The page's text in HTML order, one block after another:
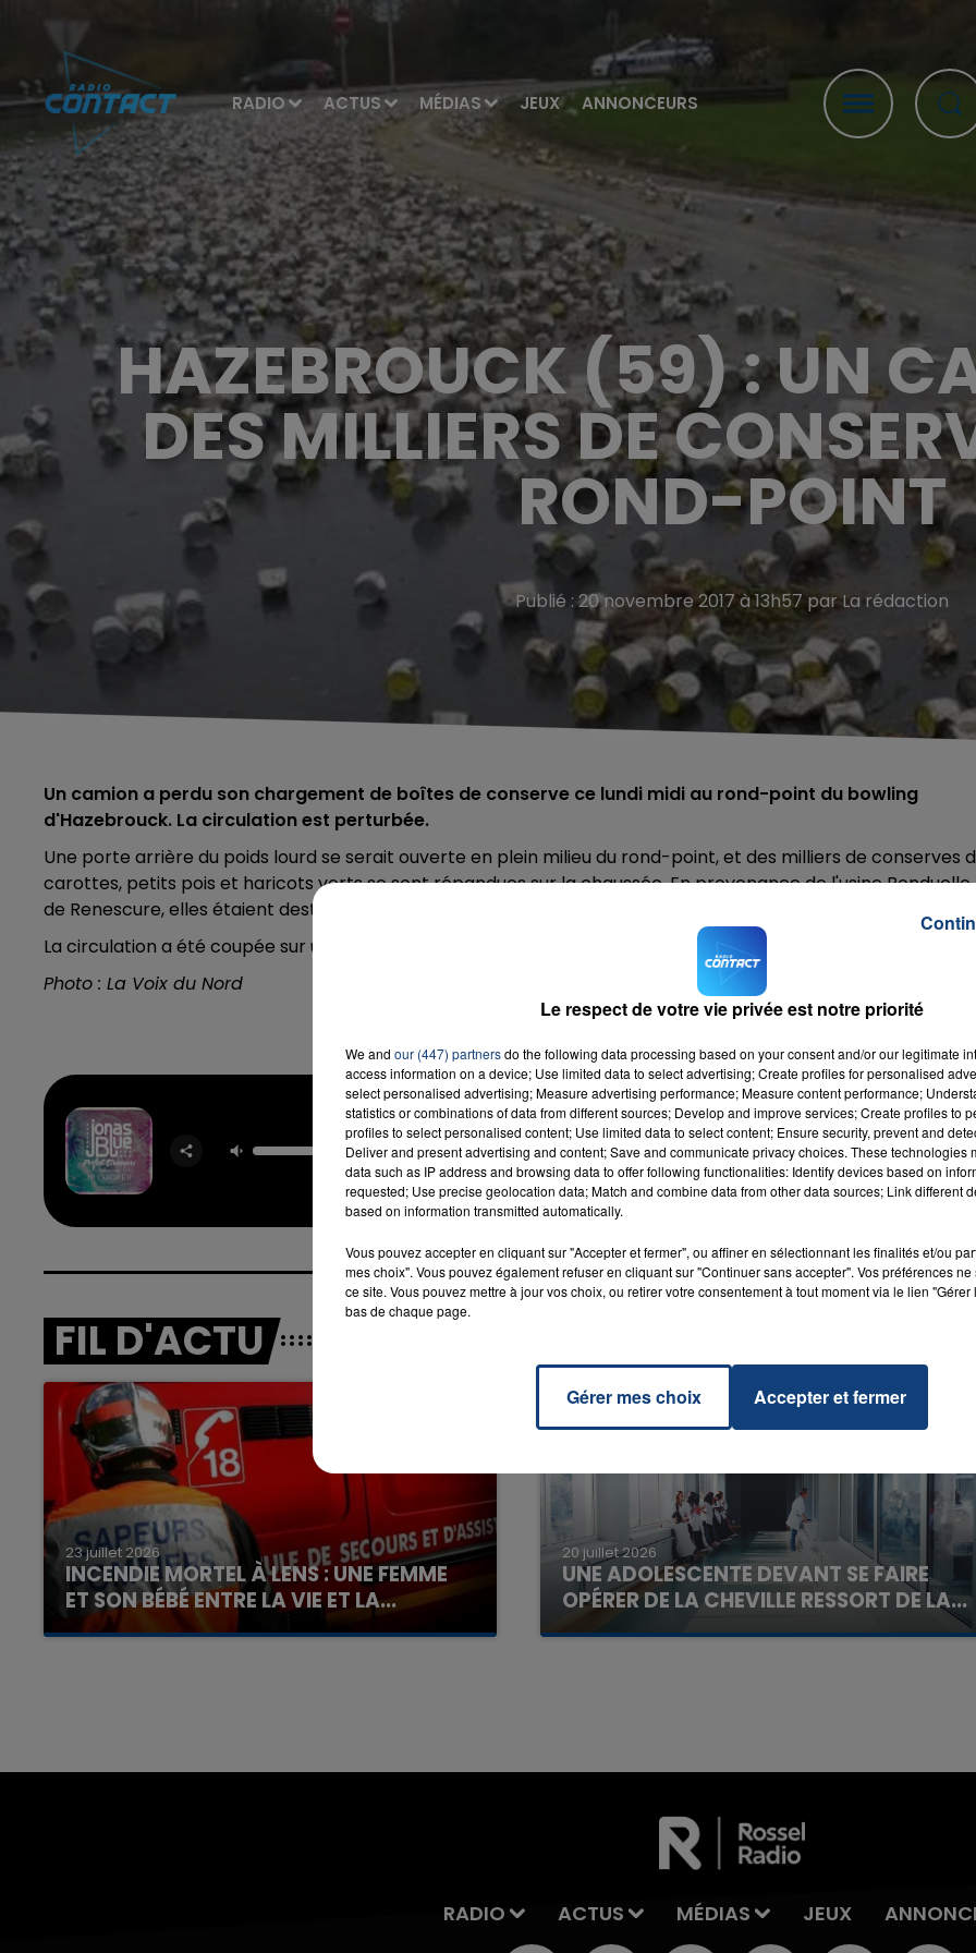
RADIO ACTUS MÉDIAS JEUX ANNONCEURS
HAZEBROUCK (59) : UN
DES MILLIERS DE
ROND-POINT
Publié : 20 novembre 2017 à 13h57 par La rédaction
Un camion a perdu son chargement de boîtes de conserve ce lundi midi au rond-point du bowling
d'Hazebrouck. La circulation est perturbée.
Une porte arrière du poids lourd se serait ouverte en plein milieu du rond-point, et des milliers de conserves
carottes, petits pois et haricots verts se sont répandues sur la chaussée. En provenance de l'usine Bonduelle
de Renescure, elles étaient destinées à un centre de production de bio gaz, à Courtrai, en Belgique.
La circulation a été coupée sur une portion du rond-point, le temps de nettoyer la chaussée.
Photo : La Voix du Nord
Perfect
Strangers
JONAS BLUE
RADIO CONTACT
FIL D'ACTU
23 juillet 2026
INCENDIE MORTEL À LENS : UNE FEMME
ET SON BÉBÉ ENTRE LA VIE ET LA...
Un homme s'est immolé par le feu après avoir
20 juillet 2026
UNE ADOLESCENTE DEVANT SE FAIRE
OPÉRER DE LA CHEVILLE RESSORT DE LA...
La famille a porté plainte contre la clinique qui a
RADIO ACTUS MÉDIAS JEUX
Le respect de votre vie privée est notre priorité
We and our (447) partnersdo the following data processing based on your consent and/or our legitimate
access information on a device; Use limited data to select advertising; Create profiles for personalised
select personalised advertising; Measure advertising performance; Measure content performance;
statistics or combinations of data from different sources; Develop and improve services; Create profiles to
profiles to select personalised content; Use limited data to select content; Ensure security, prevent and
Deliver and present advertising and content; Save and communicate privacy choices. These technologies
data such as IP address and browsing data to offer following functionalities: Identify devices based on
requested; Use precise geolocation data; Match and combine data from other data sources; Link different
based on information transmitted automatically.
Vous pouvez accepter en cliquant sur "Accepter et fermer", ou affiner en sélectionnant les finalités et/ou
mes choix". Vous pouvez également refuser en cliquant sur "Continuer sans accepter". Vos préférences
ce site. Vous pouvez mettre à jour vos choix, ou retirer votre consentement à tout moment via le lien
bas de chaque page.
Gérer mes choix Accepter et fermer